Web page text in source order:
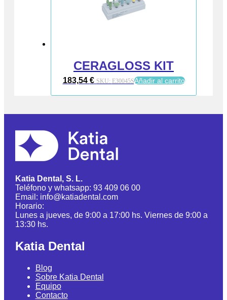
CERAGLOSS KIT
183,54 € SKU: E30045SAñadir al carrito
Katia Dental, S. L.
Teléfono y whatsapp: 93 409 06 00
Email: info@katiadental.com
Horario:
Lunes a jueves, de 9:00 a 17:00 hs. Viernes de 9:00 a
13:30 hs.
Katia Dental
Blog
Sobre Katia Dental
Equipo
Contacto